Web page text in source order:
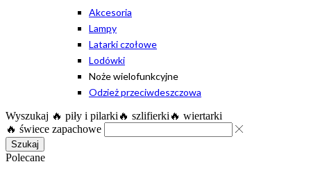
Akcesoria
Lampy
Latarki czołowe
Lodówki
Noże wielofunkcyjne
Odzież przeciwdeszczowa
Wyszukaj 🔥 piły i pilarki 🔥 szlifierki 🔥 wiertarki
🔥 świece zapachowe
Szukaj
Polecane